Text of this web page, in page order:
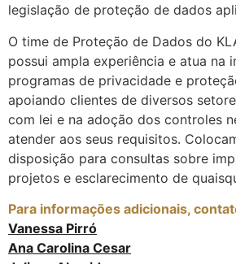
legislação de proteção de dados
O time de Proteção de Dados do
possui ampla experiência e atua na
programas de privacidade e
apoiando clientes de diversos
com lei e na adoção dos controles
atender aos seus requisitos.
disposição para consultas sobre
projetos e esclarecimento de
Para informações adicionais,
Vanessa Pirró
Ana Carolina Cesar